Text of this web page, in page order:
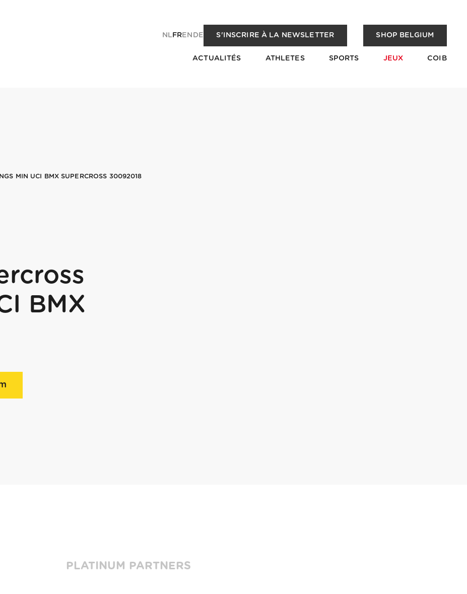
NLFREN DE S'INSCRIRE À LA NEWSLETTER SHOP BELGIUM
ACTUALITÉS ATHLETES SPORTS JEUX COIB
MIN UCI BMX SUPERCROSS 30092018
BMX
PLATINUM PARTNERS